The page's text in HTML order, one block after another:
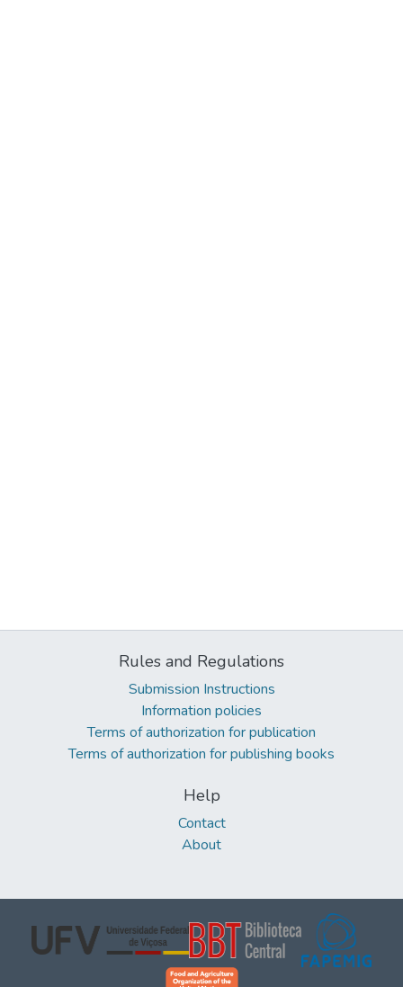
Rules and Regulations
Submission Instructions
Information policies
Terms of authorization for publication
Terms of authorization for publishing books
Help
Contact
About